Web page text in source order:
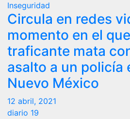
Inseguridad
Circula en redes
momento en el
traficante mata
asalto a un policía
Nuevo México
12 abril, 2021
diario 19